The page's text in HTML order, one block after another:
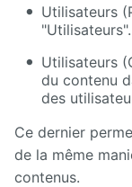
Releases
Utilisateurs
"Utilisateurs".
Utilisateurs
du contenu
des
Ce dernier
de la même
contenus.